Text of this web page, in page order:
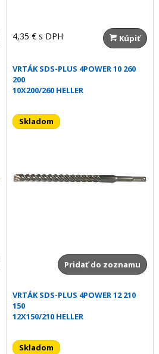
4,35 € s DPH Kúpiť
VRTÁK SDS-PLUS 4POWER 10 260
200
10X200/260 HELLER
Skladom
Pridať do zoznamu
VRTÁK SDS-PLUS 4POWER 12 210
150
12X150/210 HELLER
Skladom